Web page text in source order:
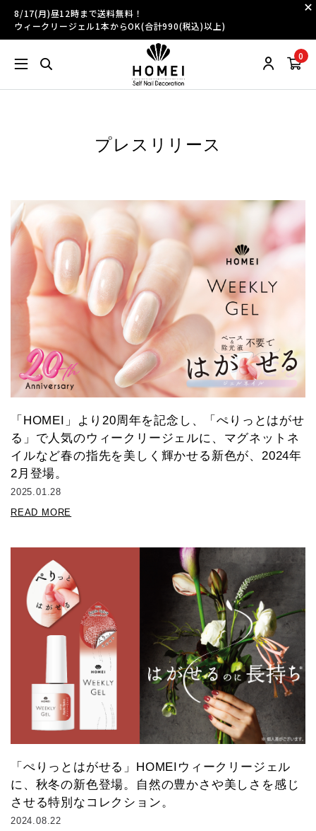
8/17(月)昼12時まで送料無料！
ウィークリージェル1本からOK(合計990(税込)以上)
0
プレスリリース
「HOMEI」より20周年を記念し、「ぺりっとはがせ
る」で人気のウィークリージェルに、マグネットネ
イルなど春の指先を美しく輝かせる新色が、2024年
2月登場。
2025.01.28
READ MORE
「ぺりっとはがせる」HOMEIウィークリージェル
に、秋冬の新色登場。自然の豊かさや美しさを感じ
させる特別なコレクション。
2024.08.22